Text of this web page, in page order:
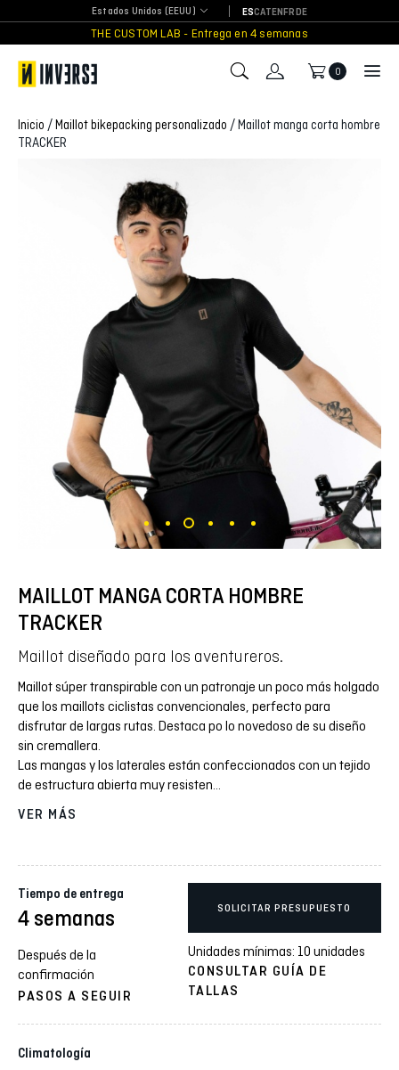
content
THE CUSTOM LAB - Entrega en 4 semanas
Estados Unidos (EEUU) ESCATENFRDE
0
Inicio / Maillot bikepacking personalizado / Maillot manga corta hombre
TRACKER
MAILLOT MANGA CORTA HOMBRE
TRACKER
Maillot diseñado para los aventureros.
Maillot súper transpirable con un patronaje un poco más holgado
que los maillots ciclistas convencionales, perfecto para
disfrutar de largas rutas. Destaca po lo novedoso de su diseño
sin cremallera.
Las mangas y los laterales están confeccionados con un tejido
de estructura abierta muy resisten
VER MÁS
Tiempo de entrega
4 semanas
Después de la
confirmación
PASOS A SEGUIR
SOLICITAR PRESUPUESTO
Unidades mínimas: 10 unidades
CONSULTAR GUÍA DE
TALLAS
Climatología